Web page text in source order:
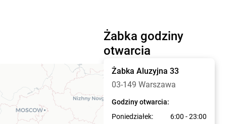
Żabka godziny
otwarcia
Żabka Aluzyjna 33
03-149 Warszawa
Godziny otwarcia:
Poniedziałek:
6:00 - 23:00